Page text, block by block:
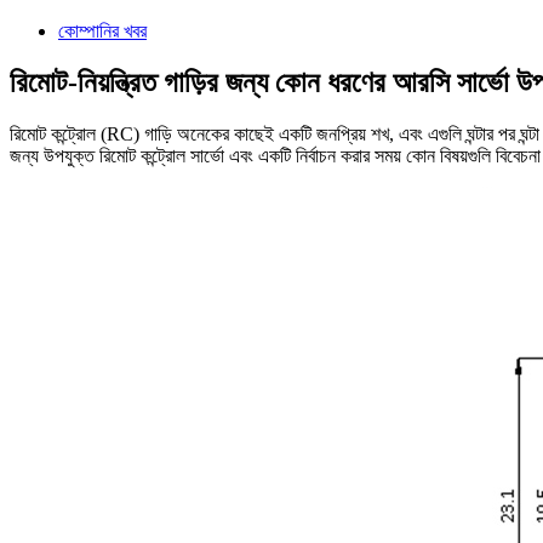
কোম্পানির খবর
রিমোট-নিয়ন্ত্রিত গাড়ির জন্য কোন ধরণের আরসি সার্ভো
রিমোট কন্ট্রোল (RC) গাড়ি অনেকের কাছেই একটি জনপ্রিয় শখ, এবং এগুলি ঘন্টার পর
জন্য উপযুক্ত রিমোট কন্ট্রোল সার্ভো এবং একটি নির্বাচন করার সময় কোন বিষয়গুলি